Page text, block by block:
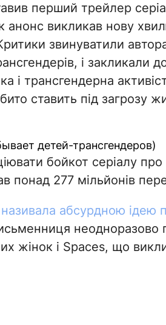
перший трейлер
викликав нову
звинуватили
і закликали
і трансгендерна
ставить під загрозу
детей-трансгендеров)
бойкот серіалу
277 мільйонів
абсурдною ідею
неодноразово
жінок і Spaces, що